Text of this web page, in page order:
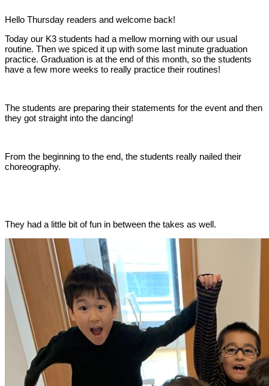
Hello Thursday readers and welcome back!
Today our K3 students had a mellow morning with our usual
routine. Then we spiced it up with some last minute graduation
practice. Graduation is at the end of this month, so the students
have a few more weeks to really practice their routines!
The students are preparing their statements for the event and then
they got straight into the dancing!
From the beginning to the end, the students really nailed their
choreography.
They had a little bit of fun in between the takes as well.